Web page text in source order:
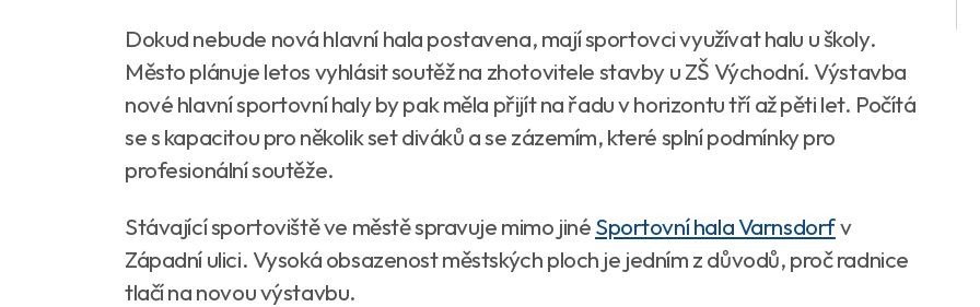
Dokud nebude nová hlavní hala postavena, mají sportovci využívat halu u školy.
Město plánuje letos vyhlásit soutěž na zhotovitele stavby u ZŠ Východní. Výstavba
nové hlavní sportovní haly by pak měla přijít na řadu v horizontu tří až pěti let. Počítá
se s kapacitou pro několik set diváků a se zázemím, které splní podmínky pro
profesionální soutěže.
Stávající sportoviště ve městě spravuje mimo jinéSportovní hala Varnsdorfv
Západní ulici. Vysoká obsazenost městských ploch je jedním z důvodů, proč radnice
tlačí na novou výstavbu.